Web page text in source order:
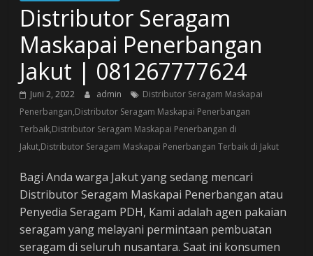
Distributor Seragam
Maskapai Penerbangan
Jakut | 081267777624
Juni 2, 2022 admin
Distributor Seragam Maskapai
Penerbangan,Distributor Seragam Maskapai Penerbangan
Terbaik,Distributor Seragam Maskapai Penerbangan di
Jakut,Distributor Seragam Maskapai Penerbangan Terbaik di Jakut
Bagi Anda warga Jakut yang sedang mencari
Distributor Seragam Maskapai Penerbangan atau
Penyedia Seragam PDH, Kami adalah agen pakaian
seragam yang melayani permintaan pembuatan
seragam di seluruh nusantara. Saat ini konsumen